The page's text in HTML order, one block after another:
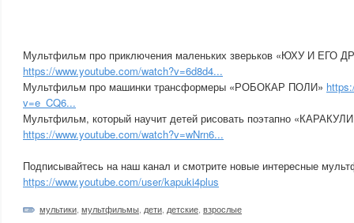
Мультфильм про приключения маленьких зверьков «ЮХУ И ЕГО
https://www.youtube.com/watch?v=6d8d4...
Мультфильм про машинки трансформеры «РОБОКАР ПОЛИ»
v=e_CQ6...
Мультфильм, который научит детей рисовать поэтапно
https://www.youtube.com/watch?v=wNrn6...
Подписывайтесь на наш канал и смотрите новые интересные
https://www.youtube.com/user/kapuki4plus
мультики мультфильмы дети детские взрослые